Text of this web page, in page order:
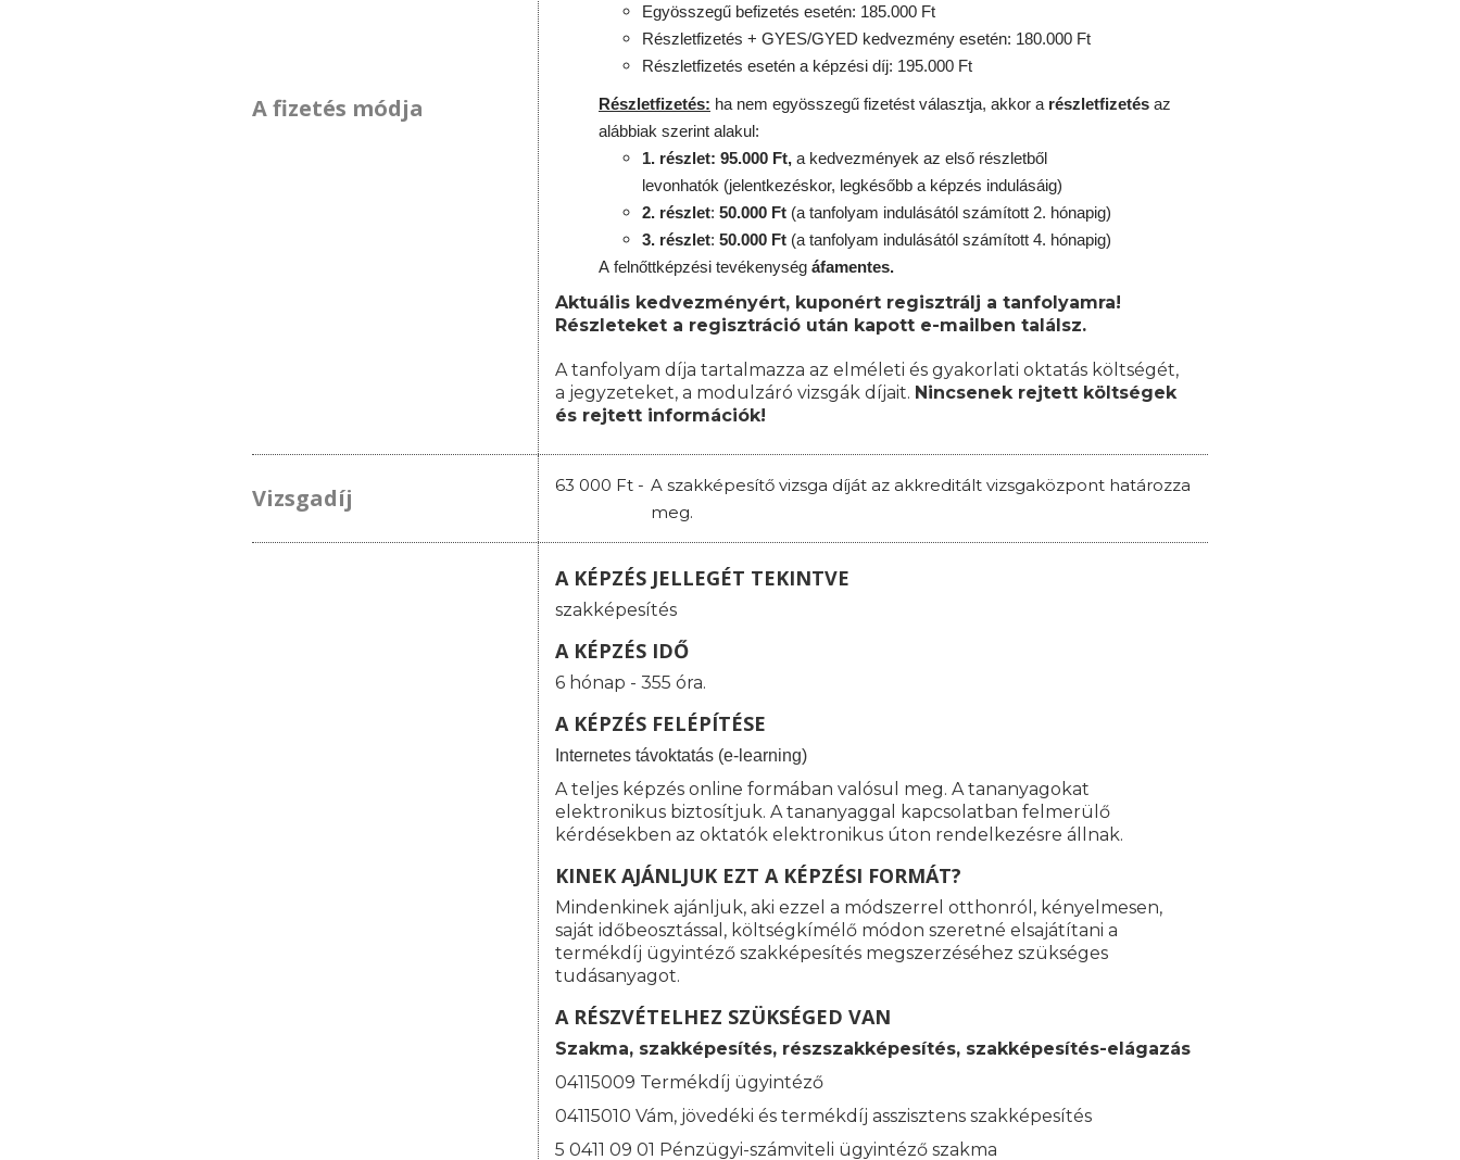
A fizetés módja
Egyösszegű befizetés esetén: 185.000 Ft
Részletfizetés + GYES/GYED kedvezmény esetén: 180.000 Ft
Részletfizetés esetén a képzési díj: 195.000 Ft
Részletfizetés: ha nem egyösszegű fizetést választja, akkor a részletfizetés az
alábbiak szerint alakul:
1. részlet: 95.000 Ft, a kedvezmények az első részletből
levonhatók (jelentkezéskor, legkésőbb a képzés indulásáig)
2. részlet: 50.000 Ft (a tanfolyam indulásától számított 2. hónapig)
3. részlet: 50.000 Ft (a tanfolyam indulásától számított 4. hónapig)
A felnőttképzési tevékenység áfamentes.
Aktuális kedvezményért, kuponért regisztrálj a tanfolyamra!
Részleteket a regisztráció után kapott e-mailben találsz.
A tanfolyam díja tartalmazza az elméleti és gyakorlati oktatás költségét,
a jegyzeteket, a modulzáró vizsgák díjait. Nincsenek rejtett költségek
és rejtett információk!
Vizsgadíj 63 000 Ft - A szakképesítő vizsga díját az akkreditált vizsgaközpont határozza
meg.
A KÉPZÉS JELLEGÉT TEKINTVE
szakképesítés
A KÉPZÉS IDŐ
6 hónap - 355 óra.
A KÉPZÉS FELÉPÍTÉSE
nternetes távoktatás (e-learning)
A teljes képzés online formában valósul meg. A tananyagokat
elektronikus biztosítjuk. A tananyaggal kapcsolatban felmerülő
kérdésekben az oktatók elektronikus úton rendelkezésre állnak.
KINEK AJÁNLJUK EZT A KÉPZÉSI FORMÁT?
Mindenkinek ajánljuk, aki ezzel a módszerrel otthonról, kényelmesen,
saját időbeosztással, költségkímélő módon szeretné elsajátítani a
termékdíj ügyintéző szakképesítés megszerzéséhez szükséges
tudásanyagot.
A RÉSZVÉTELHEZ SZÜKSÉGED VAN
Szakma, szakképesítés, részszakképesítés, szakképesítés-elágazás
04115009 Termékdíj ügyintéző
04115010 Vám, jövedéki és termékdíj asszisztens szakképesítés
5 0411 09 01 Pénzügyi-számviteli ügyintéző szakma